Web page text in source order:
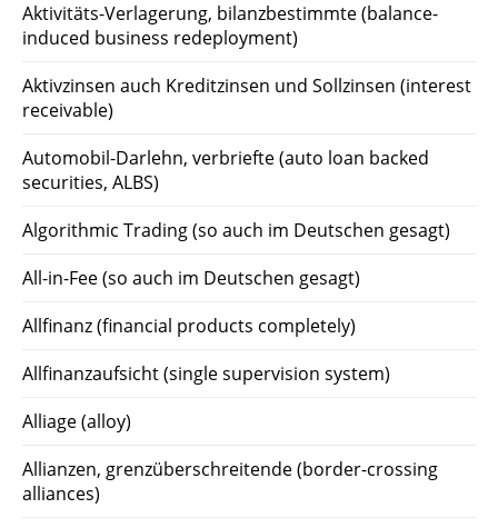
Aktivitäts-Verlagerung, bilanzbestimmte (balance-
induced business redeployment)
Aktivzinsen auch Kreditzinsen und Sollzinsen (interest
receivable)
Automobil-Darlehn, verbriefte (auto loan backed
securities, ALBS)
Algorithmic Trading (so auch im Deutschen gesagt)
All-in-Fee (so auch im Deutschen gesagt)
Allfinanz (financial products completely)
Allfinanzaufsicht (single supervision system)
Alliage (alloy)
Allianzen, grenzüberschreitende (border-crossing
alliances)